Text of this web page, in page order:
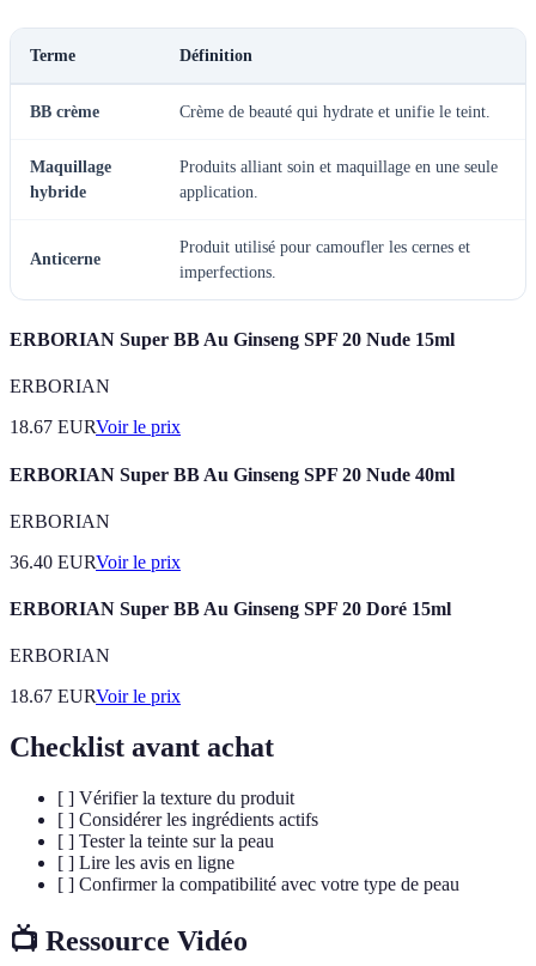
Terme Définition
BB crème Crème de beauté qui hydrate et unifie le teint.
Maquillage
hybride
Produits alliant soin et maquillage en une seule
application.
Anticerne
Produit utilisé pour camoufler les cernes et
imperfections.
ERBORIAN Super BB Au Ginseng SPF 20 Nude 15ml
ERBORIAN
18.67 EURVoir le prix
ERBORIAN Super BB Au Ginseng SPF 20 Nude 40ml
ERBORIAN
36.40 EURVoir le prix
ERBORIAN Super BB Au Ginseng SPF 20 Doré 15ml
ERBORIAN
18.67 EURVoir le prix
Checklist avant achat
[ ] Vérifier la texture du produit
[ ] Considérer les ingrédients actifs
[ ] Tester la teinte sur la peau
[ ] Lire les avis en ligne
[ ] Confirmer la compatibilité avec votre type de peau
📺 Ressource Vidéo